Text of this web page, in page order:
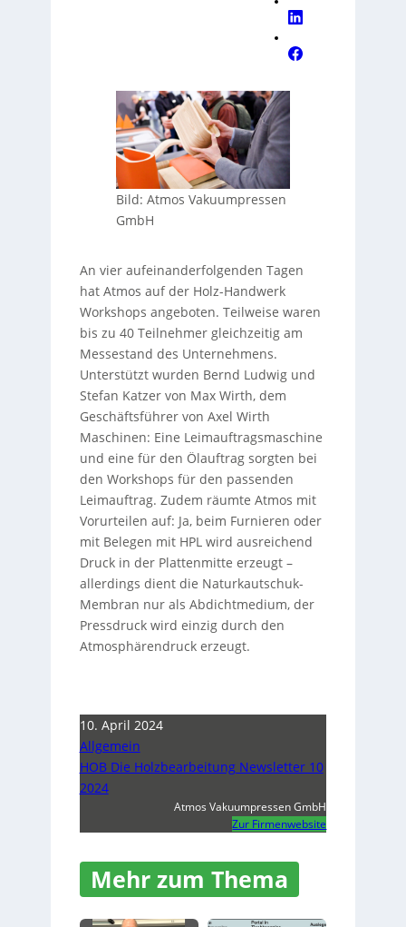
Bild: Atmos Vakuumpressen
GmbH
An vier aufeinanderfolgenden Tagen
hat Atmos auf der Holz-Handwerk
Workshops angeboten. Teilweise waren
bis zu 40 Teilnehmer gleichzeitig am
Messestand des Unternehmens.
Unterstützt wurden Bernd Ludwig und
Stefan Katzer von Max Wirth, dem
Geschäftsführer von Axel Wirth
Maschinen: Eine Leimauftragsmaschine
und eine für den Ölauftrag sorgten bei
den Workshops für den passenden
Leimauftrag. Zudem räumte Atmos mit
Vorurteilen auf: Ja, beim Furnieren oder
mit Belegen mit HPL wird ausreichend
Druck in der Plattenmitte erzeugt –
allerdings dient die Naturkautschuk-
Membran nur als Abdichtmedium, der
Pressdruck wird einzig durch den
Atmosphärendruck erzeugt.
10. April 2024
Allgemein
HOB Die Holzbearbeitung Newsletter 10
2024
Atmos Vakuumpressen GmbH
Zur Firmenwebsite
Mehr zum Thema